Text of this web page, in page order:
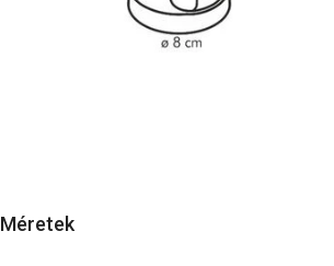
Méretek